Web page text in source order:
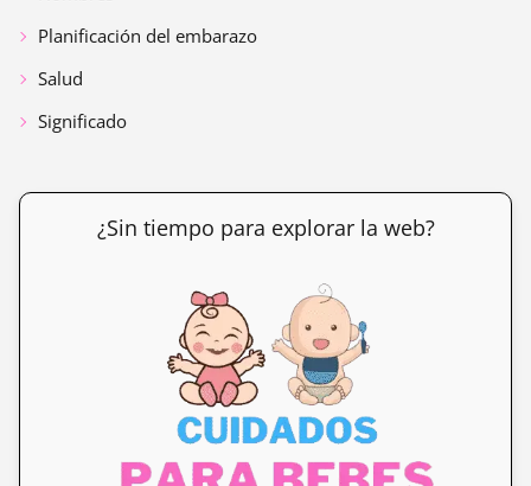
Planificación del embarazo
Salud
Significado
¿Sin tiempo para explorar la web?